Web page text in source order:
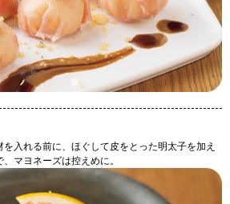
入れる前に、ほぐして皮をとった明太子を加え
マヨネーズは控えめに。